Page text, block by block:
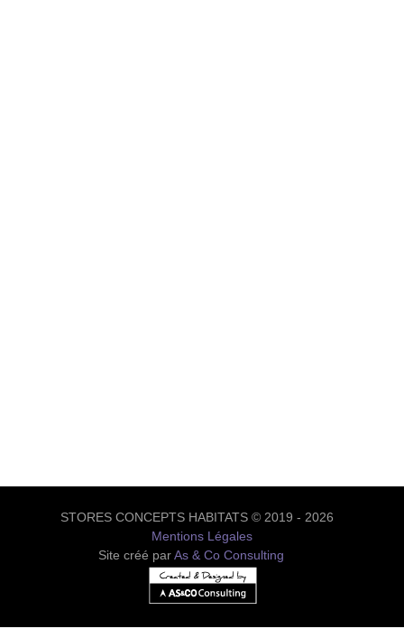
STORES CONCEPTS HABITATS © 2019 - 2026
Mentions Légales
Site créé parAs & Co Consulting